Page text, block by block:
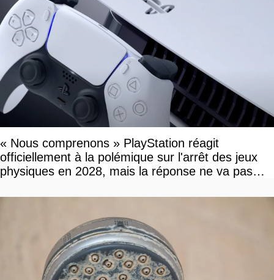
« Nous comprenons » PlayStation réagit
officiellement à la polémique sur l'arrêt des jeux
physiques en 2028, mais la réponse ne va pas